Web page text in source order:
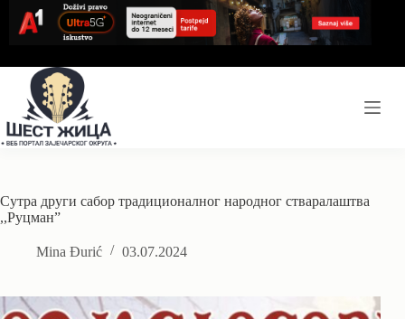
content
Сутра други сабор традиционалног народног стваралаштва
,,Руцман”
Mina Đurić 03.07.2024